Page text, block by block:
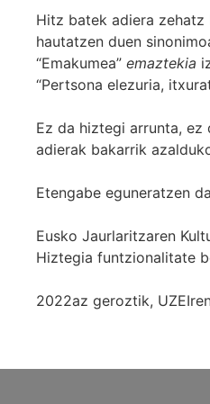
Hitz batek adiera zehatz
hautatzen duen
“Emakumea” emaztekia
“Pertsona elezuria,
Ez da hiztegi arrunta,
adierak bakarrik
Etengabe eguneratzen
Eusko Jaurlaritzaren
Hiztegia funtzionalitate
2022az geroztik,